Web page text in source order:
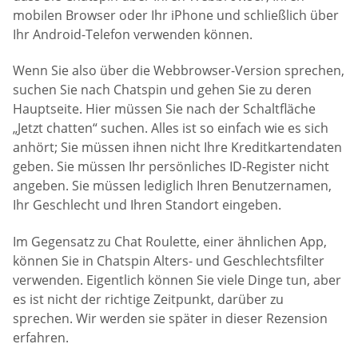
mobilen Browser oder Ihr iPhone und schließlich über
Ihr Android-Telefon verwenden können.
Wenn Sie also über die Webbrowser-Version sprechen,
suchen Sie nach Chatspin und gehen Sie zu deren
Hauptseite. Hier müssen Sie nach der Schaltfläche
„Jetzt chatten“ suchen. Alles ist so einfach wie es sich
anhört; Sie müssen ihnen nicht Ihre Kreditkartendaten
geben. Sie müssen Ihr persönliches ID-Register nicht
angeben. Sie müssen lediglich Ihren Benutzernamen,
Ihr Geschlecht und Ihren Standort eingeben.
Im Gegensatz zu Chat Roulette, einer ähnlichen App,
können Sie in Chatspin Alters- und Geschlechtsfilter
verwenden. Eigentlich können Sie viele Dinge tun, aber
es ist nicht der richtige Zeitpunkt, darüber zu
sprechen. Wir werden sie später in dieser Rezension
erfahren.